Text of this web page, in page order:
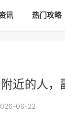
讯 热门攻略
近的人
06-22